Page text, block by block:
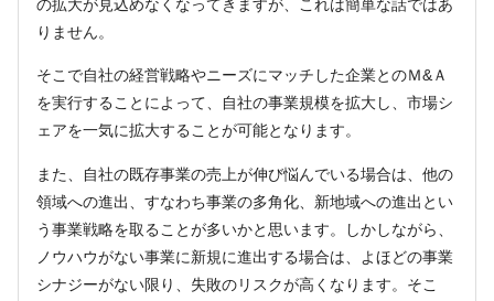
の拡大が見込めなくなってきますが、これは簡単な話ではあ
りません。
そこで自社の経営戦略やニーズにマッチした企業とのＭ&Ａ
を実行することによって、自社の事業規模を拡大し、市場シ
ェアを一気に拡大することが可能となります。
また、自社の既存事業の売上が伸び悩んでいる場合は、他の
領域への進出、すなわち事業の多角化、新地域への進出とい
う事業戦略を取ることが多いかと思います。しかしながら、
ノウハウがない事業に新規に進出する場合は、よほどの事業
シナジーがない限り、失敗のリスクが高くなります。そこ